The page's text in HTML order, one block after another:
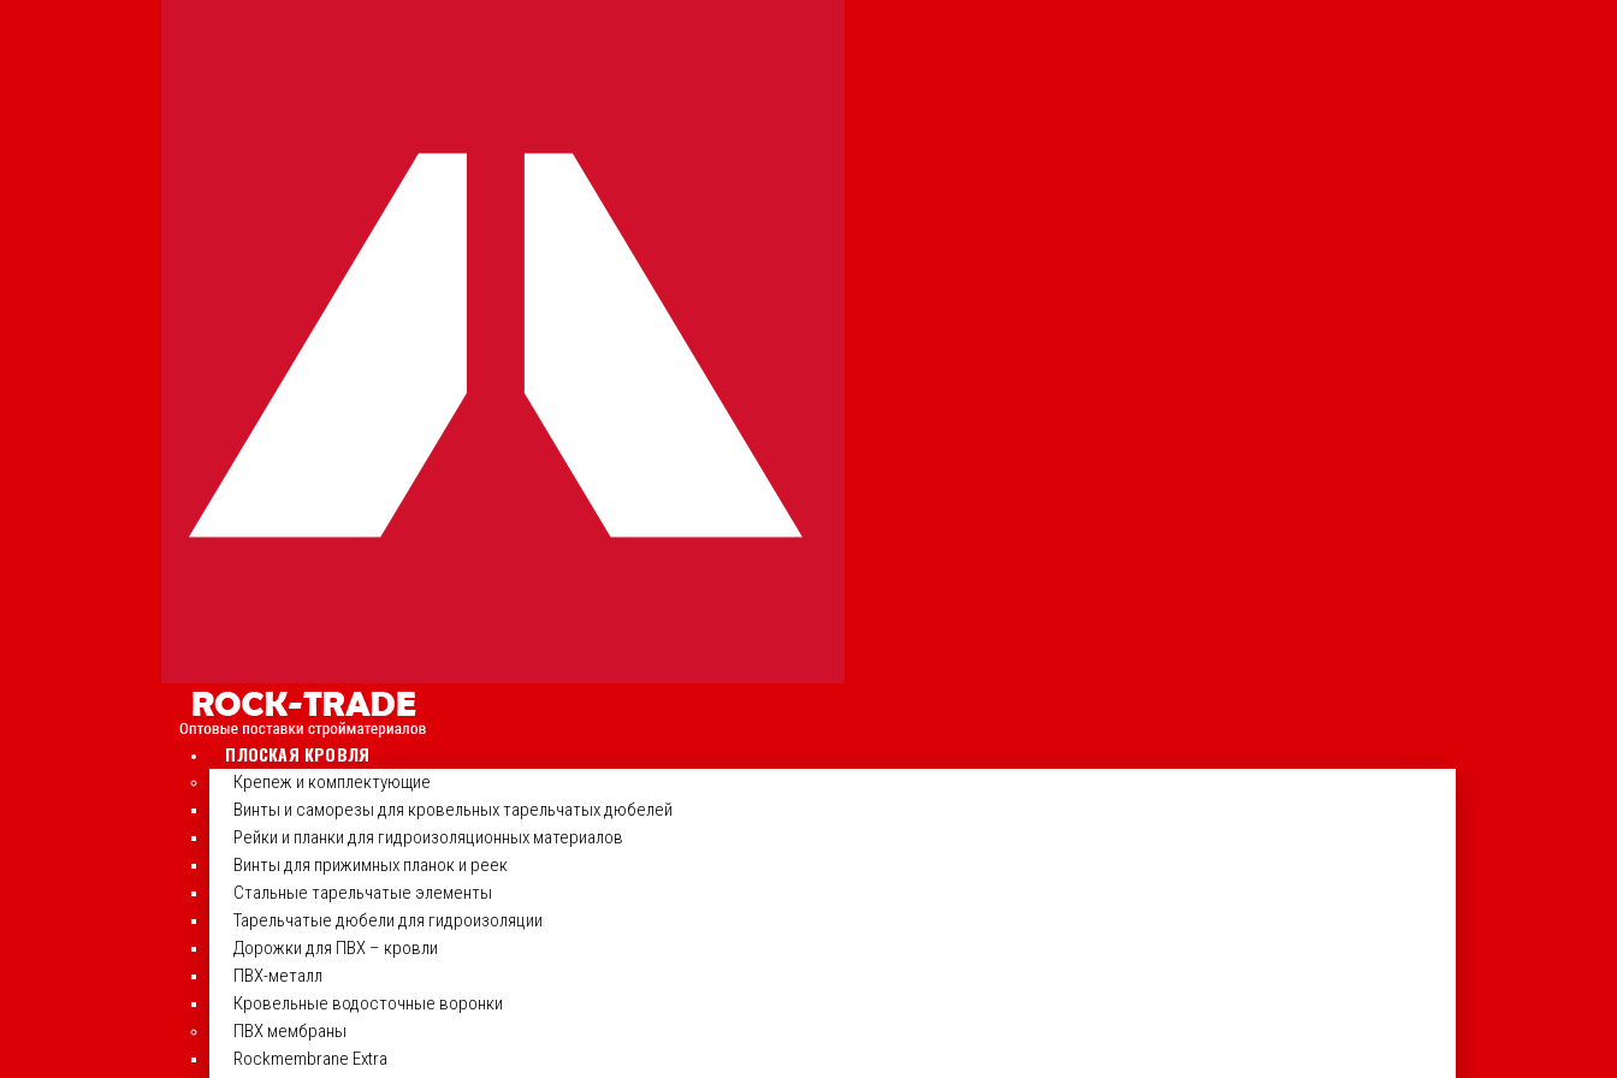
ПЛОСКАЯ КРОВЛЯ
Крепеж и комплектующие
Винты и саморезы для кровельных тарельчатых дюбелей
Рейки и планки для гидроизоляционных материалов
Винты для прижимных планок и реек
Стальные тарельчатые элементы
Тарельчатые дюбели для гидроизоляции
Дорожки для ПВХ – кровли
ПВХ-металл
Кровельные водосточные воронки
ПВХ мембраны
Rockmembrane Extra